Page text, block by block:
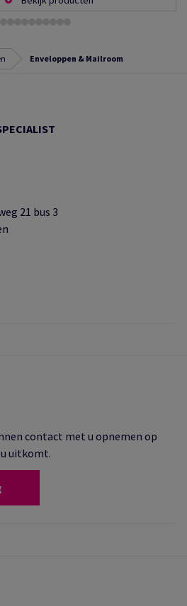
Enveloppen & Mailroom
21 bus 3
contact met u opnemen op
uitkomt.